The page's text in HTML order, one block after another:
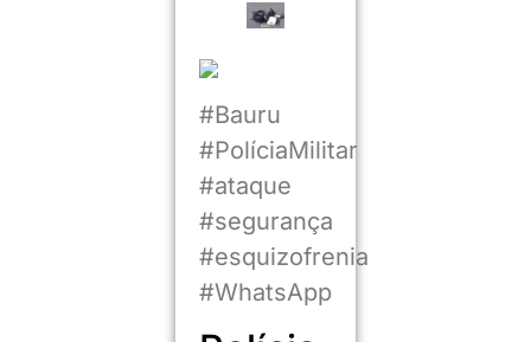
#Bauru
#PolíciaMilitar
#ataque
#segurança
#esquizofrenia
#WhatsApp